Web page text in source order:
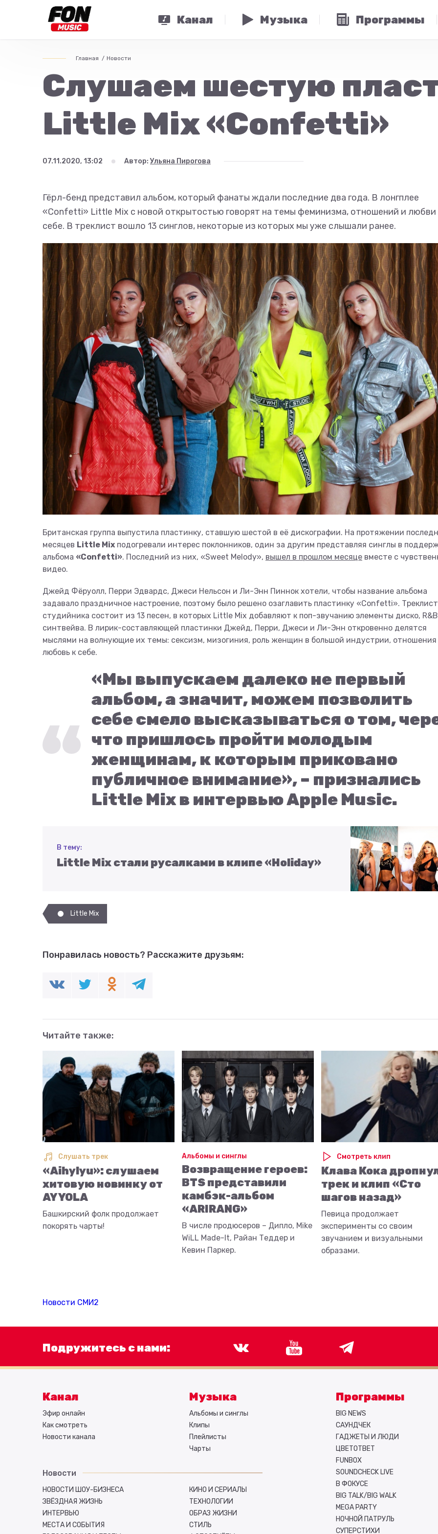
Канал Музыка Программы
Главная Новости
Слушаем шестую
Little Mix «Confetti»
07.11.2020, 13:02 Автор:Ульяна Пирогова
Гёрл-бенд представил альбом, который фанаты ждали последние два года. В лонгплее
«Confetti» Little Mix с новой открытостью говорят на темы феминизма, отношений и любви
себе. В треклист вошло 13 синглов, некоторые из которых мы уже слышали ранее.
Британская группа выпустила пластинку, ставшую шестой в её дискографии. На протяжении
месяцев Little Mix подогревали интерес поклонников, один за другим представляя синглы в
альбома «Confetti». Последний из них, «Sweet Melody», вышел в прошлом месяце вместе с
видео.
Джейд Фёруолл, Перри Эдвардс, Джеси Нельсон и Ли-Энн Пиннок хотели, чтобы название альбома
задавало праздничное настроение, поэтому было решено озаглавить пластинку «Confetti». Треклист
студийника состоит из 13 песен, в которых Little Mix добавляют к поп-звучанию элементы диско,
синтвейва. В лирик-составляющей пластинки Джейд, Перри, Джеси и Ли-Энн откровенно делятся
мыслями на волнующие их темы: сексизм, мизогиния, роль женщин в большой индустрии, отношения
любовь к себе.
«Мы выпускаем далеко не первый
альбом, а значит, можем позволить
себе смело высказываться о том,
что пришлось пройти молодым
женщинам, к которым приковано
публичное внимание», – признались
Little Mix в интервью Apple Music.
В тему:
Little Mix стали русалками в клипе «Holiday»
Little Mix
Понравилась новость? Расскажите друзьям:
Читайте также:
Слушать трек
«Aihylyu»: слушаем
хитовую новинку от
AY YOLA
Башкирский фолк продолжает
покорять чарты!
Альбомы и синглы
Возвращение героев:
BTS представили
камбэк-альбом
«ARIRANG»
В числе продюсеров – Дипло, Mike
WiLL Made-It, Райан Теддер и
Кевин Паркер.
Смотреть клип
Клава Кока
трек и клип «Сто
шагов назад»
Певица продолжает
эксперименты со своим
звучанием и визуальными
образами.
Новости СМИ2
Подружитесь с нами:
Канал
Эфир онлайн
Как смотреть
Новости канала
Музыка
Альбомы и синглы
Клипы
Плейлисты
Чарты
Новости
НОВОСТИ ШОУ-БИЗНЕСА
ЗВЁЗДНАЯ ЖИЗНЬ
ИНТЕРВЬЮ
МЕСТА И СОБЫТИЯ
КИНО И СЕРИАЛЫ
ТЕХНОЛОГИИ
ОБРАЗ ЖИЗНИ
СТИЛЬ
Программы
BIG NEWS
САУНДЧЕК
ГАДЖЕТЫ И ЛЮДИ
ЦВЕТОТВЕТ
FUNBOX
SOUNDCHECK LIVE
В ФОКУСЕ
BIG TALK/BIG WALK
MEGA PARTY
НОЧНОЙ ПАТРУЛЬ
СУПЕРСТИХИ